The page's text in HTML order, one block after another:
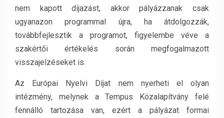
nem kapott díjazást, akkor pályázzanak csak
ugyanazon programmal újra, ha átdolgozzák,
továbbfejlesztik a programot, figyelembe véve a
szakértői értékelés során megfogalmazott
visszajelzéseket is.
Az Európai Nyelvi Díjat nem nyerheti el olyan
intézmény, melynek a Tempus Közalapítvány felé
fennálló tartozása van, ezért a pályázat formai